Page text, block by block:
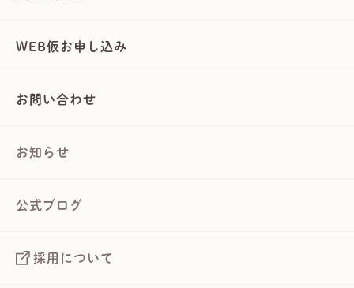
WEB仮お申し込み
お問い合わせ
お知らせ
公式ブログ
採用について